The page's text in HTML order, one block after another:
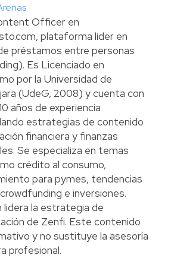
Officer en
plataforma líder en
préstamos entre personas
Es Licenciado en
por la Universidad de
(UdeG, 2008) y cuenta con
años de experiencia
estrategias de contenido
financiera y finanzas
Se especializa en temas
crédito al consumo,
para pymes, tendencias
e inversiones.
lidera la estrategia de
de Zenfi. Este contenido
y no sustituye la asesoría
profesional.